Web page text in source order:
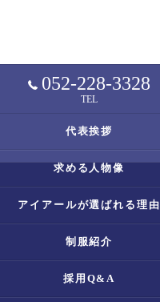
052-228-3328
TEL
代表挨拶
求める人物像
アイアールが選ばれる理由
制服紹介
採用Q&A